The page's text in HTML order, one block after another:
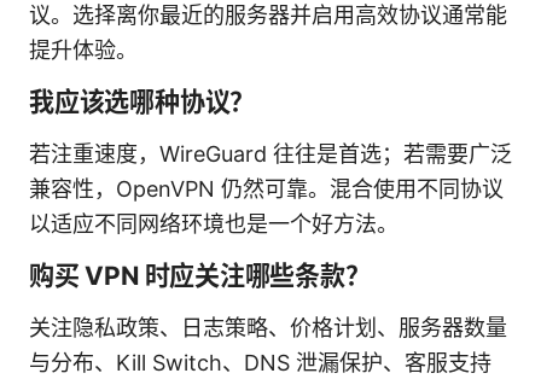
议。选择离你最近的服务器并启用高效协议通常能
提升体验。
我应该选哪种协议？
若注重速度，WireGuard 往往是首选；若需要广泛
兼容性，OpenVPN 仍然可靠。混合使用不同协议
以适应不同网络环境也是一个好方法。
购买 VPN 时应关注哪些条款？
关注隐私政策、日志策略、价格计划、服务器数量
与分布、Kill Switch、DNS 泄漏保护、客服支持